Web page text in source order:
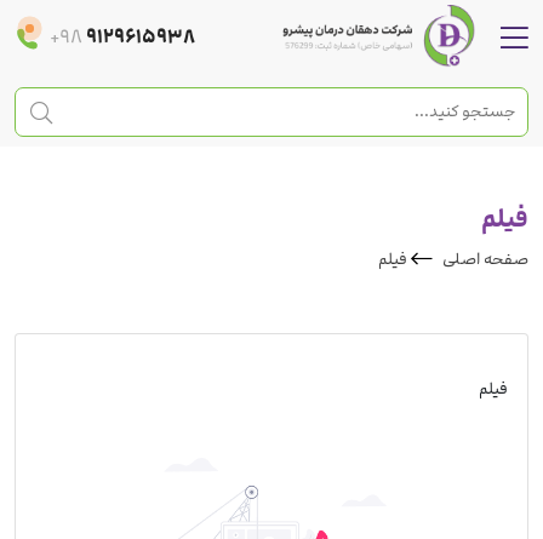
+98 9129615938
فیلم
صفحه اصلی فیلم
فیلم